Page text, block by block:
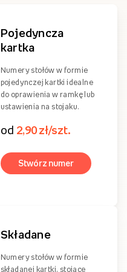
Pojedyncza
kartka
Numery stołów w formie
pojedynczej kartki idealne
do oprawienia w ramkę lub
ustawienia na stojaku.
od 2,90 zł/szt.
Stwórz numer
Składane
Numery stołów w formie
składanej kartki, stojące